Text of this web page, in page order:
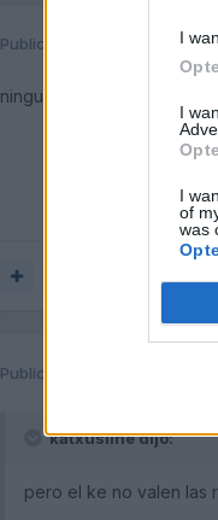
I
I
I
of
was
Publicado 14 de Diciembre
ninguna de las dos cosas
Publicado
katxusline dijo:
pero el ke no valen las